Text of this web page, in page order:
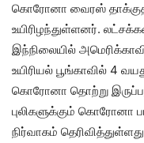
கொரோனா வைரஸ்
உயிரிழந்துள்ளனர்.
இந்நிலையில்
உயிரியல் பூங்காவில் 4
கொரோனா தொற்று
புலிகளுக்கும் கொரோனா
நிர்வாகம்